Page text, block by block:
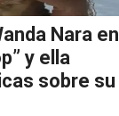
Nara en
y ella
sobre su